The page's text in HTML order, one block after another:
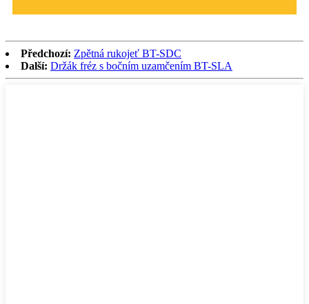
Předchozí: Zpětná rukojeť BT-SDC
Další: Držák fréz s bočním uzamčením BT-SLA